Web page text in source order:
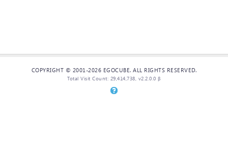
COPYRIGHT © 2001-2026 EGOCUBE. ALL RIGHTS RESERVED.
Total Visit Count: 29,414,738, v2.2.0.0 β